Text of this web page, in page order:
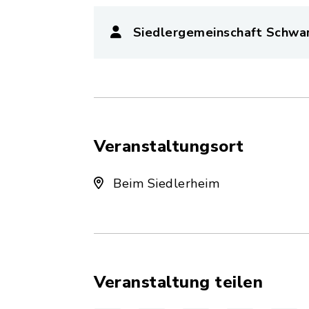
Siedlergemeinschaft
Veranstaltungsort
Beim Siedlerheim
Veranstaltung teilen